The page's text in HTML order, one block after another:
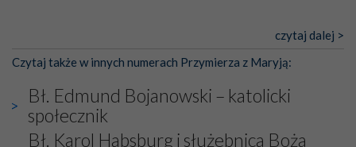
Byli tym razem pośród Apostołów Fatimy reprezentanci
każdego spośród żyjących pokoleń. Najmłodszy uczestnik
Całe życie marzyłem, by tu przyjechać– przyznał w
rozmowie.
Magdaleną Pelorce. Pierwsza żona, podobnie jak kilkoro
[Pełny tekst w wydaniu papierowym]
czytaj dalej >
Czytaj także w innych numerach Przymierza z Maryją:
Bł. Edmund Bojanowski – katolicki
społecznik
Bł. Karol Habsburg i służebnica Boża